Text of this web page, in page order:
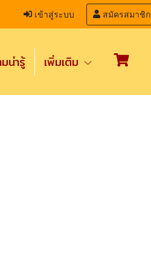
เข้าสู่ระบบ สมัครสมาชิก
น่ารู้ เพิ่มเติม